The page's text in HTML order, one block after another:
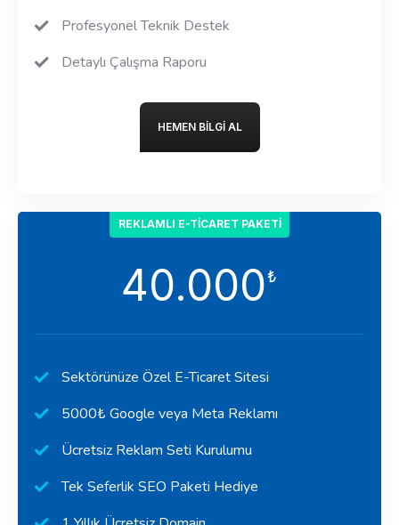
Profesyonel Teknik Destek
Detaylı Çalışma Raporu
HEMEN BILGI AL
REKLAMLI E-TICARET PAKETI
40.000₺
Sektörünüze Özel E-Ticaret Sitesi
5000₺ Google veya Meta Reklamı
Ücretsiz Reklam Seti Kurulumu
Tek Seferlik SEO Paketi Hediye